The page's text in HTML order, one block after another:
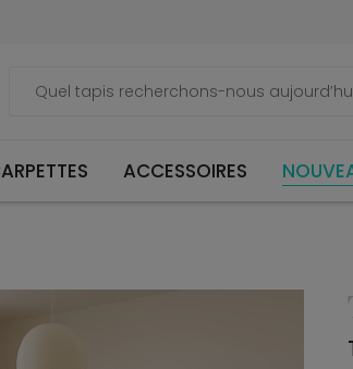
ACCESSOIRES